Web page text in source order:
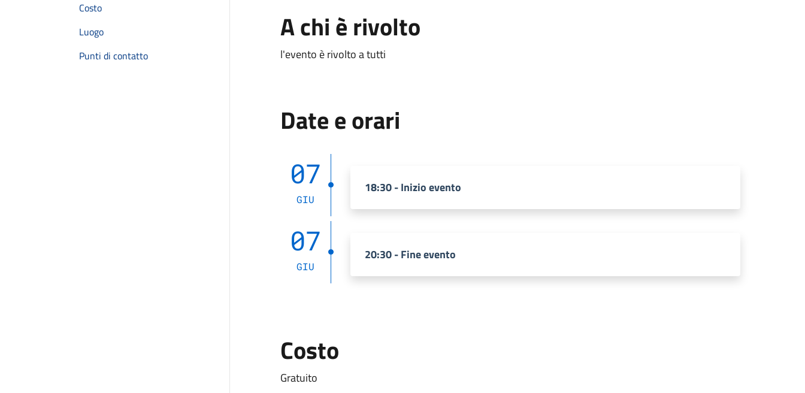
Costo
Luogo
Punti di contatto
A chi è rivolto
l'evento è rivolto a tutti
Date e orari
07
GIU
18:30 - Inizio evento
07
GIU
20:30 - Fine evento
Costo
Gratuito